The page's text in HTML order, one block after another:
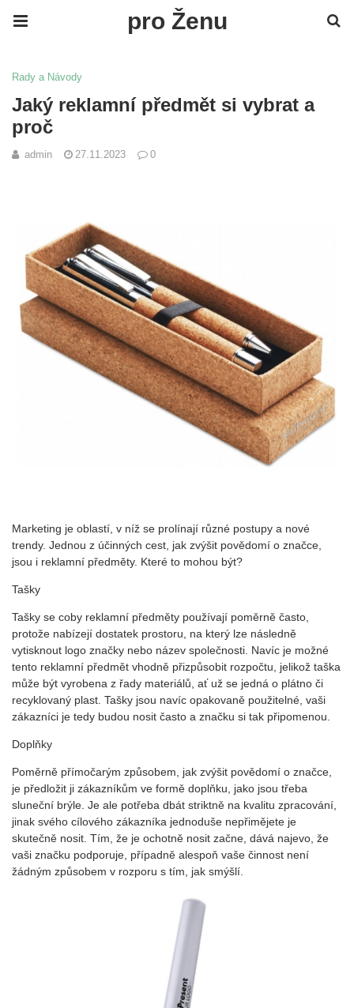
pro Ženu
Rady a Návody
Jaký reklamní předmět si vybrat a
proč
admin 27.11.2023 0
Marketing je oblastí, v níž se prolínají různé postupy a nové
trendy. Jednou z účinných cest, jak zvýšit povědomí o značce,
jsou i reklamní předměty. Které to mohou být?
Tašky
Tašky se coby reklamní předměty používají poměrně často,
protože nabízejí dostatek prostoru, na který lze následně
vytisknout logo značky nebo název společnosti. Navíc je možné
tento reklamní předmět vhodně přizpůsobit rozpočtu, jelikož taška
může být vyrobena z řady materiálů, ať už se jedná o plátno či
recyklovaný plast. Tašky jsou navíc opakovaně použitelné, vaši
zákazníci je tedy budou nosit často a značku si tak připomenou.
Doplňky
Poměrně přímočarým způsobem, jak zvýšit povědomí o značce,
je předložit ji zákazníkům ve formě doplňku, jako jsou třeba
sluneční brýle. Je ale potřeba dbát striktně na kvalitu zpracování,
jinak svého cílového zákazníka jednoduše nepřimějete je
skutečně nosit. Tím, že je ochotně nosit začne, dává najevo, že
vaši značku podporuje, případně alespoň vaše činnost není
žádným způsobem v rozporu s tím, jak smýšlí.